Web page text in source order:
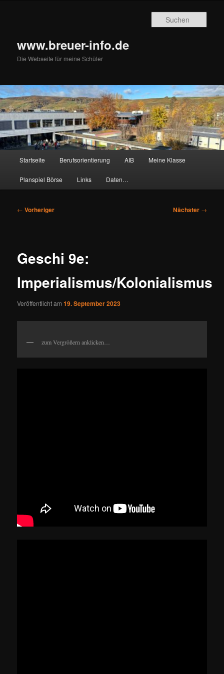
www.breuer-info.de
Die Webseite für meine Schüler
Startseite Berufsorientierung AIB Meine Klasse
Planspiel Börse Links Daten…
Beitragsnavigation
← Vorheriger Nächster →
Geschi 9e:
Imperialismus/Kolonialismus
Veröffentlicht am19. September 2023
zum Vergrößern anklicken…